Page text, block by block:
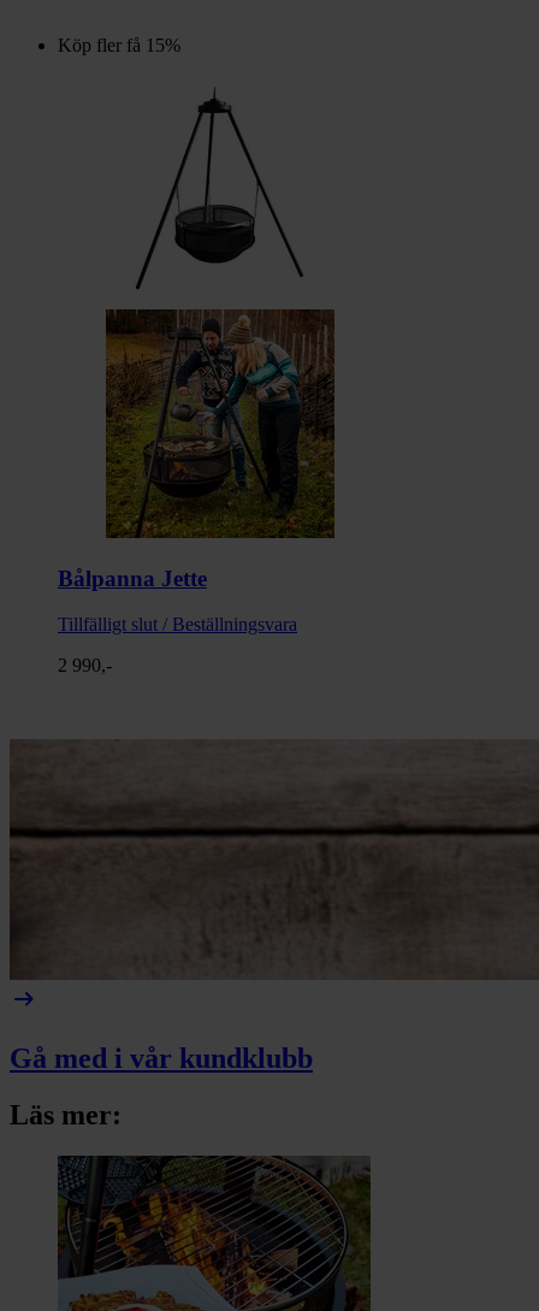
Köp fler få 15%
Bålpanna Jette
Tillfälligt slut / Beställningsvara
2 990,-
arrow_right_alt
Gå med i vår kundklubb
Läs mer: